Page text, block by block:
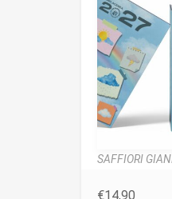
SAFFIORI
€14,90